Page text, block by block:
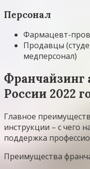
Персонал
Фармацевт-
Продавцы
медперсонал)
Франчайзинг
России 2022
Главное
инструкции – с чего
поддержка
Преимущества